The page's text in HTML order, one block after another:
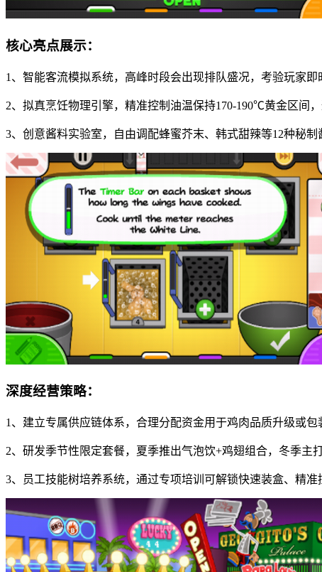
核心亮点展示：
1、智能客流模拟系统，高峰时段会出现排队盛况，考验玩家即
2、拟真烹饪物理引擎，精准控制油温保持170-190℃黄金区间
3、创意酱料实验室，自由调配蜂蜜芥末、韩式甜辣等12种秘
深度经营策略：
1、建立专属供应链体系，合理分配资金用于鸡肉品质升级或包
2、研发季节性限定套餐，夏季推出气泡饮+鸡翅组合，冬季主
3、员工技能树培养系统，通过专项培训可解锁快速装盒、精准